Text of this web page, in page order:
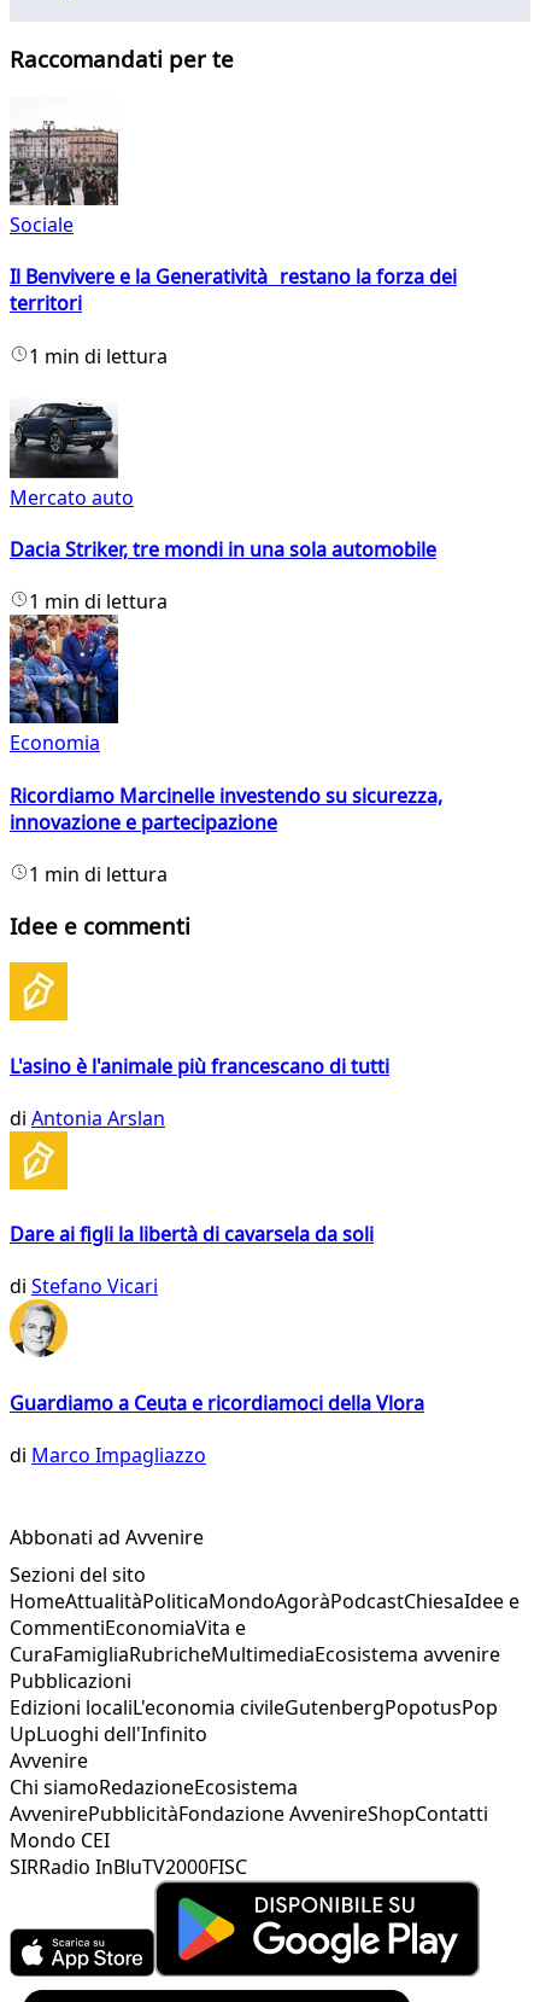
Raccomandati per te
Sociale
Il Benvivere e la Generatività restano la forza dei
territori
1 min di lettura
Mercato auto
Dacia Striker, tre mondi in una sola automobile
1 min di lettura
Economia
Ricordiamo Marcinelle investendo su sicurezza,
innovazione e partecipazione
1 min di lettura
Idee e commenti
L'asino è l'animale più francescano di tutti
di Antonia Arslan
Dare ai figli la libertà di cavarsela da soli
di Stefano Vicari
Guardiamo a Ceuta e ricordiamoci della Vlora
di Marco Impagliazzo
Abbonati ad Avvenire
Sezioni del sito
HomeAttualitàPoliticaMondoAgoràPodcastChiesaIdee e
CommentiEconomiaVita e
CuraFamigliaRubricheMultimediaEcosistema avvenire
Pubblicazioni
Edizioni localiL'economia civileGutenbergPopotusPop
UpLuoghi dell'Infinito
Avvenire
Chi siamoRedazioneEcosistema
AvvenirePubblicitàFondazione AvvenireShopContatti
Mondo CEI
SIRRadio InBluTV2000FISC